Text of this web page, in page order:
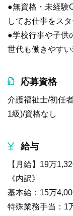
●無資格・未経験
してお仕事をス
●学校行事や子供
世代も働きやす
応募資格
介護福祉士/初任
1級)/資格なし
給与
【月給】19万
《内訳》
基本給：15万
特殊業務手当：1